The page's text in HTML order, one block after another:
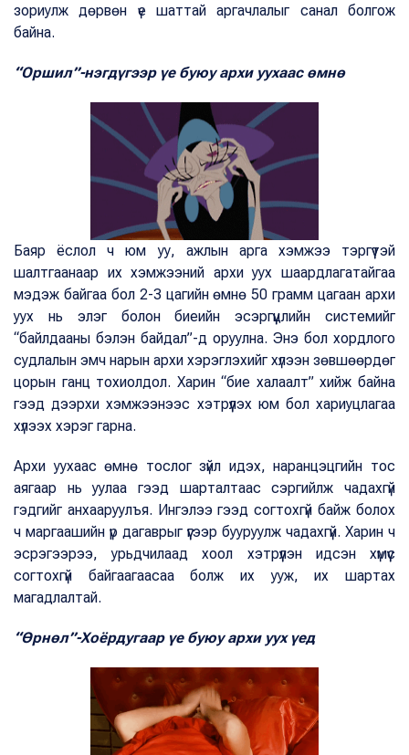
зориулж дөрвөн үе шаттай аргачлалыг санал болгож
байна.
“Оршил”-нэгдүгээр үе буюу архи уухаас өмнө
Баяр ёслол ч юм уу, ажлын арга хэмжээ тэргүүтэй
шалтгаанаар их хэмжээний архи уух шаардлагатайгаа
мэдэж байгаа бол 2-3 цагийн өмнө 50 грамм цагаан архи
уух нь элэг болон биеийн эсэргүүцлийн системийг
“байлдааны бэлэн байдал”-д оруулна. Энэ бол хордлого
судлалын эмч нарын архи хэрэглэхийг хүлээн зөвшөөрдөг
цорын ганц тохиолдол. Харин “бие халаалт” хийж байна
гээд дээрхи хэмжээнээс хэтрүүлэх юм бол хариуцлагаа
хүлээх хэрэг гарна.
Архи уухаас өмнө тослог зүйл идэх, наранцэцгийн тос
аягаар нь уулаа гээд шарталтаас сэргийлж чадахгүй
гэдгийг анхааруулъя. Ингэлээ гээд согтохгүй байж болох
ч маргаашийн үр дагаврыг үүгээр бууруулж чадахгүй. Харин ч
эсрэгээрээ, урьдчилаад хоол хэтрүүлэн идсэн хүмүүс
согтохгүй байгаагаасаа болж их ууж, их шартах
магадлалтай.
“Өрнөл”-Хоёрдугаар үе буюу архи уух үед